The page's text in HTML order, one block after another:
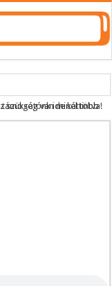
ide kattintva!